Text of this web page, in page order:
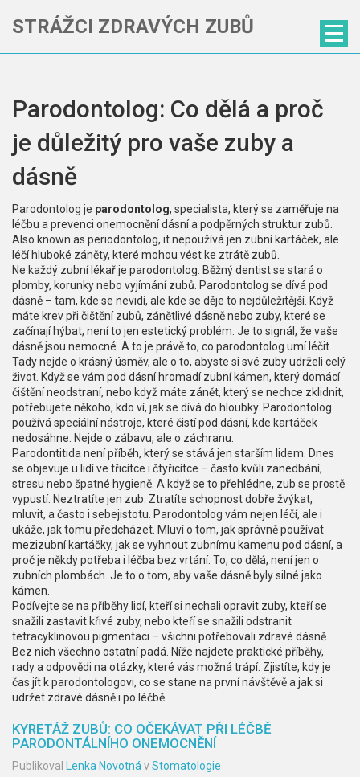
STRÁŽCI ZDRAVÝCH ZUBŮ
Parodontolog: Co dělá a proč
je důležitý pro vaše zuby a
dásně
Parodontolog je parodontolog, specialista, který se zaměřuje na
léčbu a prevenci onemocnění dásní a podpěrných struktur zubů
Also known as periodontolog, itnepoužívá jen zubní kartáček, ale
léčí hluboké záněty, které mohou vést ke ztrátě zubů
Ne každý zubní lékař je parodontolog. Běžný dentist se stará o
plomby, korunky nebo vyjímání zubů. Parodontolog se dívá pod
dásně – tam, kde se nevidí, ale kde se děje to nejdůležitější. Když
máte krev při čištění zubů, zánětlivé dásně nebo zuby, které se
začínají hýbat, není to jen estetický problém. Je to signál, že vaše
dásně jsou nemocné. A to je právě to, co parodontolog umí léčit.
Tady nejde o krásný úsměv, ale o to, abyste si své zuby udrželi celý
život. Když se vám pod dásní hromadí zubní kámen, který domácí
čištění neodstraní, nebo když máte zánět, který se nechce zklidnit,
potřebujete někoho, kdo ví, jak se dívá do hloubky. Parodontolog
používá speciální nástroje, které čistí pod dásní, kde kartáček
nedosáhne. Nejde o zábavu, ale o záchranu.
Parodontitida není příběh, který se stává jen starším lidem. Dnes
se objevuje u lidí ve třicítce i čtyřicítce – často kvůli zanedbání,
stresu nebo špatné hygieně. A když se to přehlédne, zub se prostě
vypustí. Neztratíte jen zub. Ztratíte schopnost dobře žvýkat,
mluvit, a často i sebejistotu. Parodontolog vám nejen léčí, ale i
ukáže, jak tomu předcházet. Mluví o tom, jak správně používat
mezizubní kartáčky, jak se vyhnout zubnímu kamenu pod dásní, a
proč je někdy potřeba i léčba bez vrtání. To, co dělá, není jen o
zubních plombách. Je to o tom, aby vaše dásně byly silné jako
kámen.
Podívejte se na příběhy lidí, kteří si nechali opravit zuby, kteří se
snažili zastavit křivé zuby, nebo kteří se snažili odstranit
tetracyklinovou pigmentaci – všichni potřebovali zdravé dásně.
Bez nich všechno ostatní padá. Níže najdete praktické příběhy,
rady a odpovědi na otázky, které vás možná trápí. Zjistíte, kdy je
čas jít k parodontologovi, co se stane na první návštěvě a jak si
udržet zdravé dásně i po léčbě.
KYRETÁŽ ZUBŮ: CO OČEKÁVAT PŘI LÉČBĚ
PARODONTÁLNÍHO ONEMOCNĚNÍ
Publikoval Lenka Novotná vStomatologie